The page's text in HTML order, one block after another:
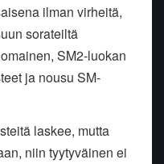
ilman virheitä,
sorateiltä
SM2-luokan
ja nousu SM-
laskee, mutta
niin tyytyväinen ei